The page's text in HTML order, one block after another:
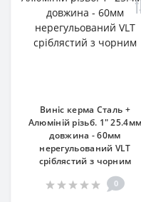
Виніс керма Сталь +
Алюміній різьб. 1" 25.4мм
довжина - 60мм
нерегульований VLT
срiблястий з чорним
0